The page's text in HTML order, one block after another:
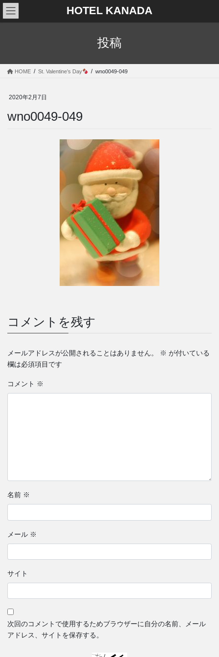
コ
ン
テ
ス
ナ
ビ
ゲ
ン
HOTEL KANADA
投稿
HOME St. Valentine’s Day wno0049-049
2020年2月7日
wno0049-049
コメントを残す
メールアドレスが公開されることはありません。 ※ が付いている
欄は必須項目です
コメント ※
名前 ※
メール ※
サイト
次回のコメントで使用するためブラウザーに自分の名前、メール
アドレス、サイトを保存する。